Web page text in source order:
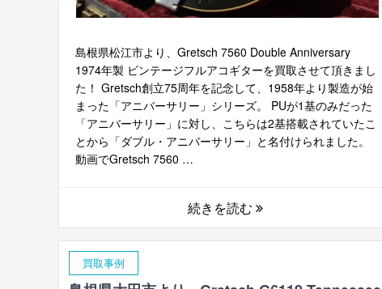
島根県松江市より、Gretsch 7560 Double Anniversary
1974年製 ビンテージフルアコギターを買取させて頂きまし
た！ Gretsch創立75周年を記念して、1958年より製造が始
まった「アニバーサリー」シリーズ。 PUが1基のみだった
「アニバーサリー」に対し、こちらは2基搭載されていたこ
とから「ダブル・アニバーサリー」と名付けられました。
動画でGretsch 7560 …
続きを読む
買取事例